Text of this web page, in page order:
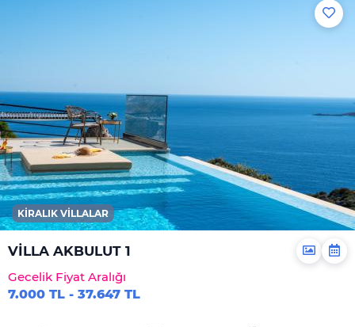
Bulaşık Deterjanı
Bulaşık Makinesi
Deterjanı
Çamaşır Makinesi
Deterjanı
Yiyecek Ve Içecek
KIRALIK VILLALAR
VİLLA AKBULUT 1
Gecelik Fiyat Aralığı
7.000 TL - 37.647 TL